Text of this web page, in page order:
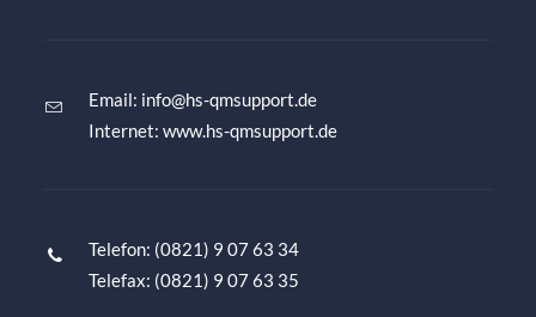
Email: info@hs-qmsupport.de
Internet: www.hs-qmsupport.de
Telefon: (0821) 9 07 63 34
Telefax: (0821) 9 07 63 35